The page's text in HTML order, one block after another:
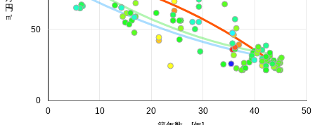
0 10 20 30 40 50
0
50